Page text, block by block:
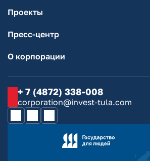
Проекты
Пресс-центр
О корпорации
+ 7 (4872) 338-008
corporation@invest-tula.com